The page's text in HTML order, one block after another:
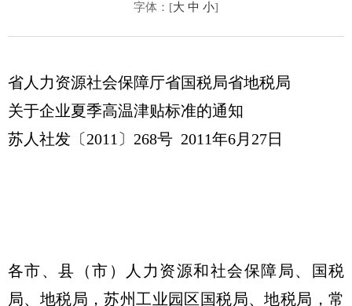
字体：[大 中 小]
省人力资源社会保障厅省国税局省地税局
关于企业夏季高温津贴标准的通知
苏人社发〔2011〕268号 2011年6月27日
各市、县（市）人力资源和社会保障局、国税
局、地税局，苏州工业园区国税局、地税局，常